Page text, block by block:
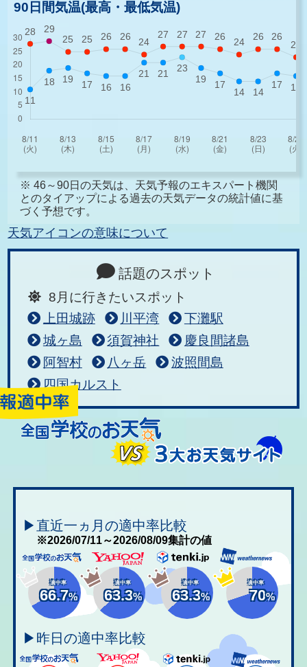
90日間気温(最高・最低気温)
※ 46～90日の天気は、天気予報のエキスパート機関
とのタイアップによる過去の天気データの統計値に基
づく予想です。
天気アイコンの意味について
話題のスポット
8月に行きたいスポット
上田城跡
川平湾
下灘駅
城ヶ島
須賀神社
慶良間諸島
阿智村
八ヶ岳
波照間島
四国カルスト
▶直近一ヵ月の適中率比較
※2026/07/11～2026/08/09集計の値
適中率
66.7%
適中率
63.3%
適中率
63.3%
適中率
70%
▶昨日の適中率比較